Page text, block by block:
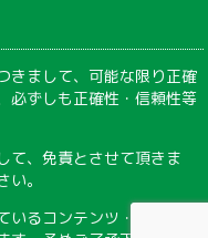
きまして、可能な限り正確
必ずしも正確性・信頼性等
て、免責とさせて頂きま
。
るコンテンツ・情報は、